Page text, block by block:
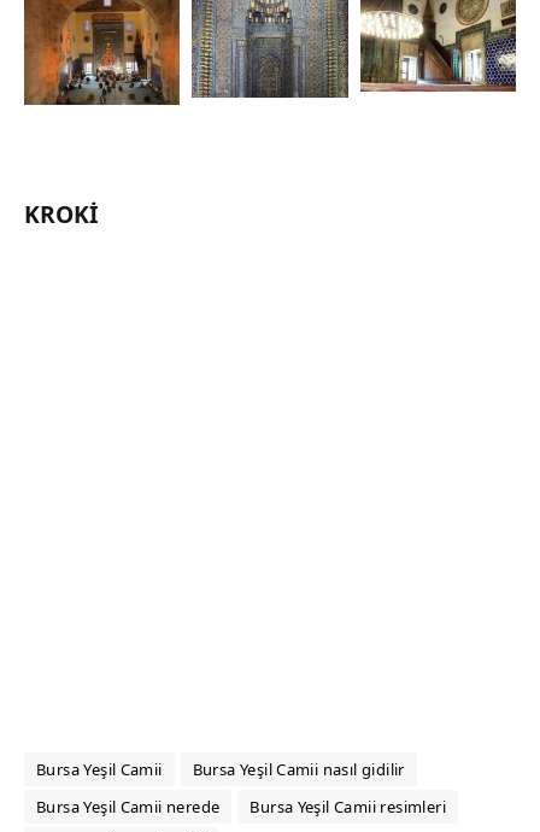
KROKI
Bursa Yeşil Camii
Bursa Yeşil Camii nasıl gidilir
Bursa Yeşil Camii nerede
Bursa Yeşil Camii resimleri